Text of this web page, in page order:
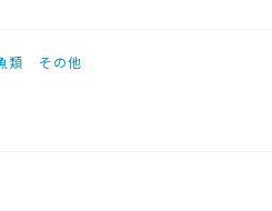
類 その他